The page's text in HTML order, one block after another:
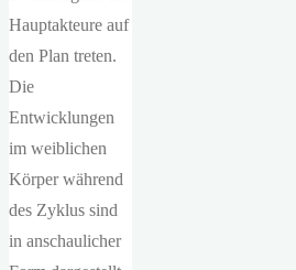
Hauptakteure auf
den Plan treten.
Die
Entwicklungen
im weiblichen
Körper während
des Zyklus sind
in anschaulicher